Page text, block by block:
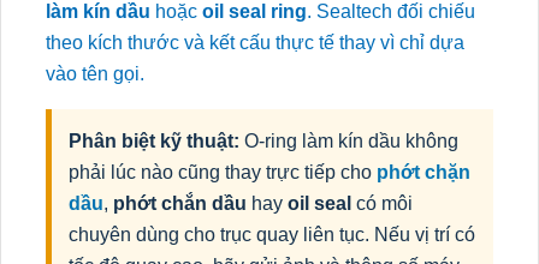
làm kín dầu hoặc oil seal ring. Sealtech đối chiếu
theo kích thước và kết cấu thực tế thay vì chỉ dựa
vào tên gọi.
Phân biệt kỹ thuật: O-ring làm kín dầu không
phải lúc nào cũng thay trực tiếp cho phớt chặn
dầu, phớt chắn dầu hay oil seal có môi
chuyên dùng cho trục quay liên tục. Nếu vị trí có